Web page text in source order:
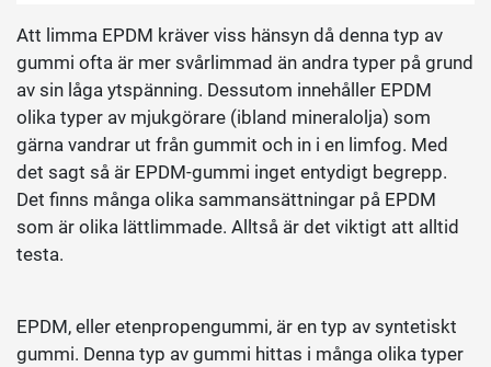
Att limma EPDM kräver viss hänsyn då denna typ av
gummi ofta är mer svårlimmad än andra typer på grund
av sin låga ytspänning. Dessutom innehåller EPDM
olika typer av mjukgörare (ibland mineralolja) som
gärna vandrar ut från gummit och in i en limfog. Med
det sagt så är EPDM-gummi inget entydigt begrepp.
Det finns många olika sammansättningar på EPDM
som är olika lättlimmade. Alltså är det viktigt att alltid
testa.
EPDM, eller etenpropengummi, är en typ av syntetiskt
gummi. Denna typ av gummi hittas i många olika typer